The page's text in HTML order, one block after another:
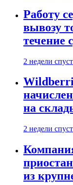
Работу
вывозу
течение
2 недели
на
2 недели
из